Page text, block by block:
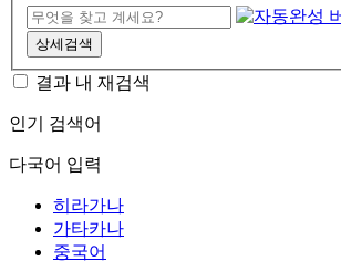
상세검색
결과 내 재검색
인기 검색어
다국어 입력
히라가나
가타카나
중국어